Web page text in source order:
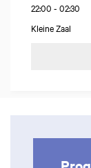
22:00 - 02:30
Kleine Zaal